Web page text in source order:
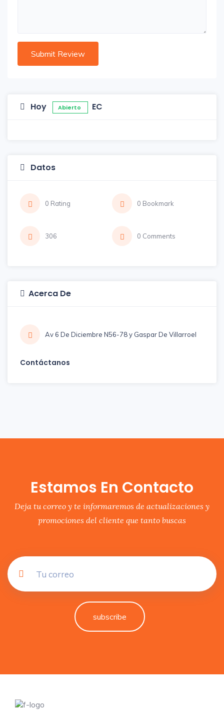
Hoy Abierto EC
Datos
0 Rating 0 Bookmark
306 0 Comments
Acerca De
Av 6 De Diciembre N56-78 y Gaspar De Villarroel
Contáctanos
Estamos En Contacto
Deja tu correo y te informaremos de actualizaciones y
promociones del cliente que tanto buscas
subscribe